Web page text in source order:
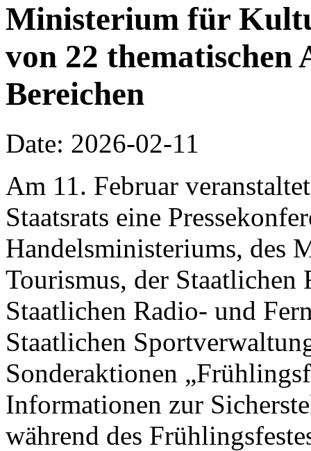
Ministerium für
von 22
Bereichen
Date: 2026-02-11
Am 11. Februar
Staatsrats eine
Handelsministeriums, des
Tourismus, der Staatlichen
Staatlichen Radio- und
Staatlichen
Sonderaktionen
Informationen zur
während des